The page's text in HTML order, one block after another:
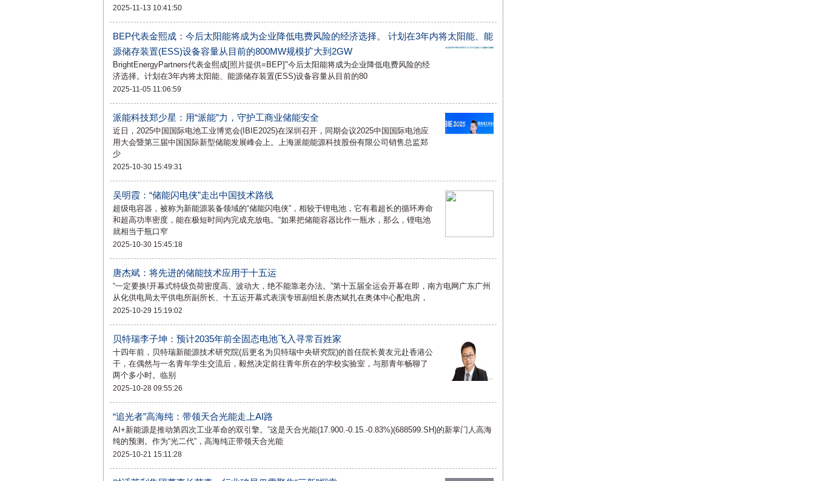
2025-11-13 10:41:50
BEP代表金熙成：今后太阳能将成为企业降低电费风险的经济选择。 计划在3年内将太阳能、能
源储存装置(ESS)设备容量从目前的800MW规模扩大到2GW
BrightEnergyPartners代表金熙成[照片提供=BEP]"今后太阳能将成为企业降低电费风险的经
济选择。计划在3年内将太阳能、能源储存装置(ESS)设备容量从目前的80
2025-11-05 11:06:59
派能科技郑少星：用“派能”力，守护工商业储能安全
近日，2025中国国际电池工业博览会(IBIE2025)在深圳召开，同期会议2025中国国际电池应
用大会暨第三届中国国际新型储能发展峰会上。上海派能能源科技股份有限公司销售总监郑
少
2025-10-30 15:49:31
吴明霞：“储能闪电侠”走出中国技术路线
超级电容器，被称为新能源装备领域的“储能闪电侠”，相较于锂电池，它有着超长的循环寿命
和超高功率密度，能在极短时间内完成充放电。“如果把储能容器比作一瓶水，那么，锂电池
就相当于瓶口窄
2025-10-30 15:45:18
唐杰斌：将先进的储能技术应用于十五运
“一定要换!开幕式特级负荷密度高、波动大，绝不能靠老办法。”第十五届全运会开幕在即，南方电网广东广州
从化供电局太平供电所副所长、十五运开幕式表演专班副组长唐杰斌扎在奥体中心配电房，
2025-10-29 15:19:02
贝特瑞李子坤：预计2035年前全固态电池飞入寻常百姓家
十四年前，贝特瑞新能源技术研究院(后更名为贝特瑞中央研究院)的首任院长黄友元赴香港公
干，在偶然与一名青年学生交流后，毅然决定前往青年所在的学校实验室，与那青年畅聊了
两个多小时。临别
2025-10-28 09:55:26
“追光者”高海纯：带领天合光能走上AI路
AI+新能源是推动第四次工业革命的双引擎。”这是天合光能(17.900.-0.15.-0.83%)(688599.SH)的新掌门人高海
纯的预测。作为“光二代”，高海纯正带领天合光能
2025-10-21 15:11:28